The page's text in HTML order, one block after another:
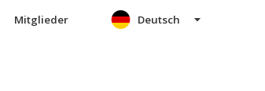
Mitglieder Deutsch